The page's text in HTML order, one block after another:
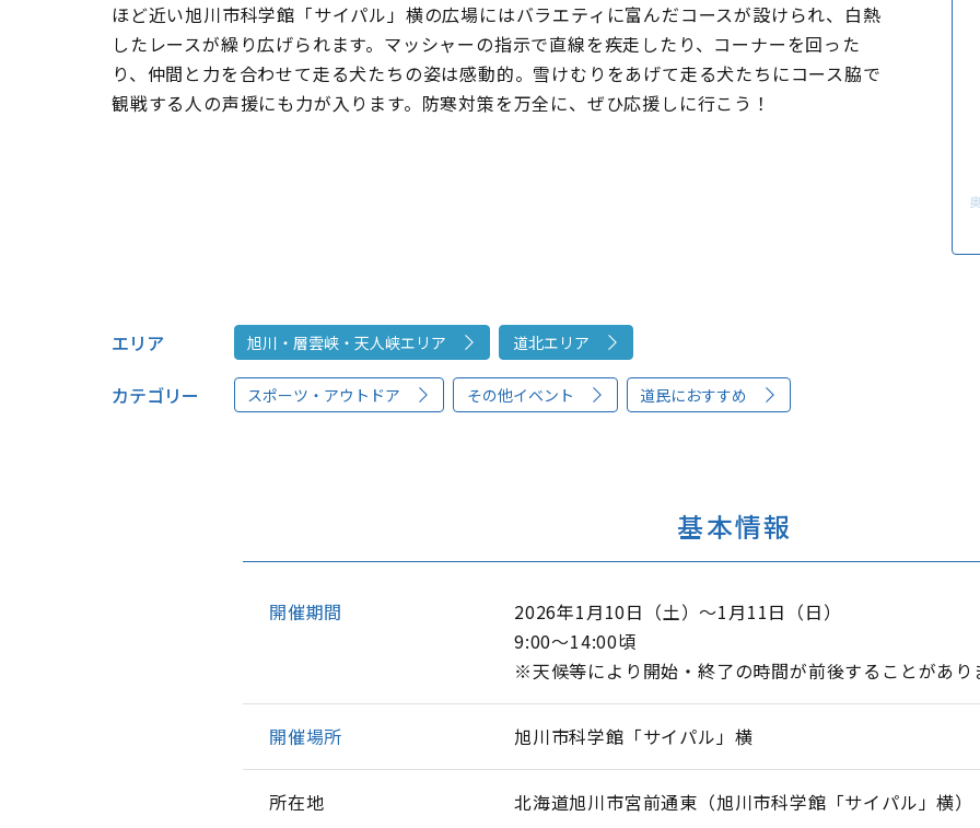
ほど近い旭川市科学館「サイパル」横の広場にはバラエティに富んだコースが設けられ、白熱
したレースが繰り広げられます。マッシャーの指示で直線を疾走したり、コーナーを回った
り、仲間と力を合わせて走る犬たちの姿は感動的。雪けむりをあげて走る犬たちにコース脇で
観戦する人の声援にも力が入ります。防寒対策を万全に、ぜひ応援しに行こう！
エリア 旭川・層雲峡・天人峡エリア 道北エリア
カテゴリー スポーツ・アウトドア その他イベント 道民におすすめ
基本情報
開催期間
2026年1月10日（土）～1月11日（日）
9:00～14:00頃
※天候等により開始・終了の時間が前後することがあり
開催場所 旭川市科学館「サイパル」横
所在地 北海道旭川市宮前通東（旭川市科学館「サイパル」横）